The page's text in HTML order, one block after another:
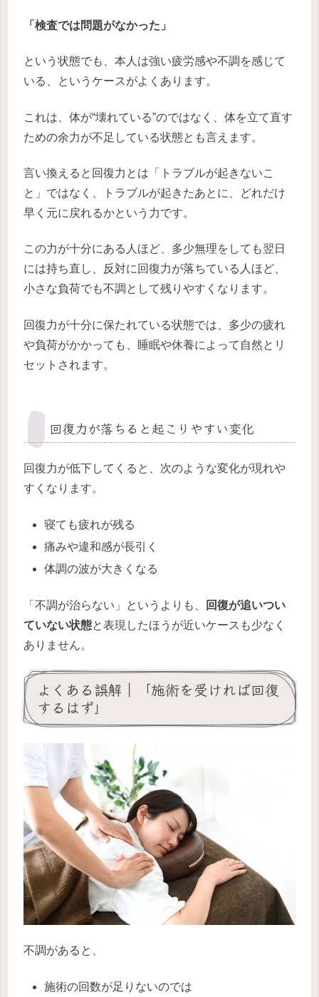
「検査では問題がなかった」
という状態でも、本人は強い疲労感や不調を感じて
いる、というケースがよくあります。
これは、体が“壊れている”のではなく、体を立て直す
ための余力が不足している状態とも言えます。
言い換えると回復力とは「トラブルが起きないこ
と」ではなく、トラブルが起きたあとに、どれだけ
早く元に戻れるかという力です。
この力が十分にある人ほど、多少無理をしても翌日
には持ち直し、反対に回復力が落ちている人ほど、
小さな負荷でも不調として残りやすくなります。
回復力が十分に保たれている状態では、多少の疲れ
や負荷がかかっても、睡眠や休養によって自然とリ
セットされます。
回復力が落ちると起こりやすい変化
回復力が低下してくると、次のような変化が現れや
すくなります。
寝ても疲れが残る
痛みや違和感が長引く
体調の波が大きくなる
「不調が治らない」というよりも、
回復が追いつい
ていない状態と表現したほうが近いケースも少なく
ありません。
よくある誤解｜「施術を受ければ回復
するはず」
不調があると、
施術の回数が足りないのでは